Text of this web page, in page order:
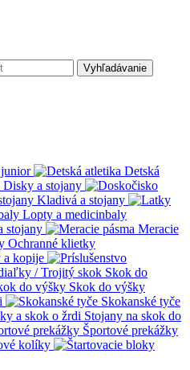
Vyhľadávanie
Detská
Disky a stojany
Kladivá a stojany
Lopty a medicinbaly
stojany
Meracie
Ochranné klietky
a kopije
Skok do
Skok do výšky
Skokanské tyče
Stojany na skok do
Športové prekážky
kolíky